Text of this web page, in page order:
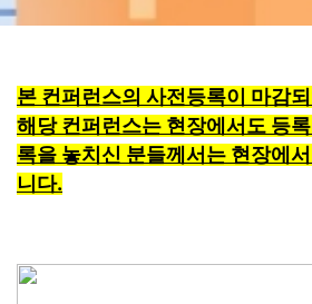
본 컨퍼런스의 사전등록이 마감
해당 컨퍼런스는 현장에서도 등
록을 놓치신 분들께서는 현장에
니다.